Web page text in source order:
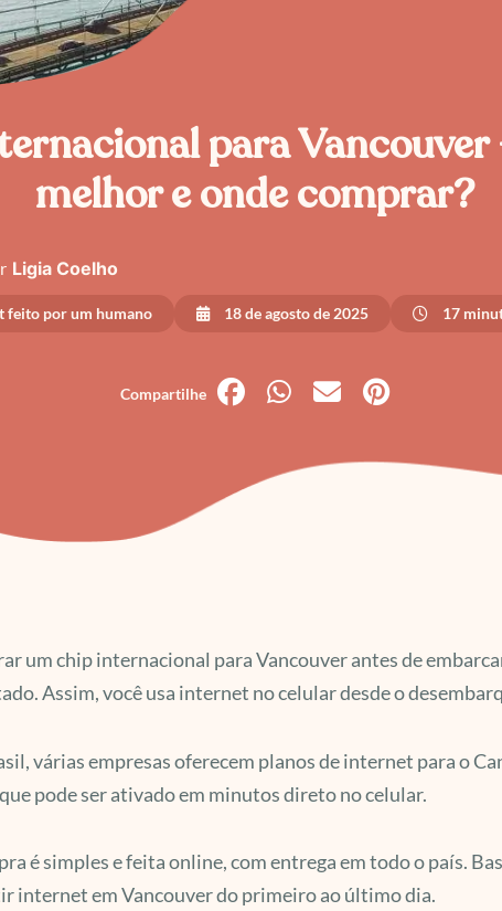
para Vancouver
melhor e onde comprar?
Ligia Coelho
feito por um humano 18 de agosto de 2025 17
um chip internacional para Vancouver antes de
Assim, você usa internet no celular desde o
várias empresas oferecem planos de internet para o
pode ser ativado em minutos direto no celular.
é simples e feita online, com entrega em todo o país.
internet em Vancouver do primeiro ao último dia.